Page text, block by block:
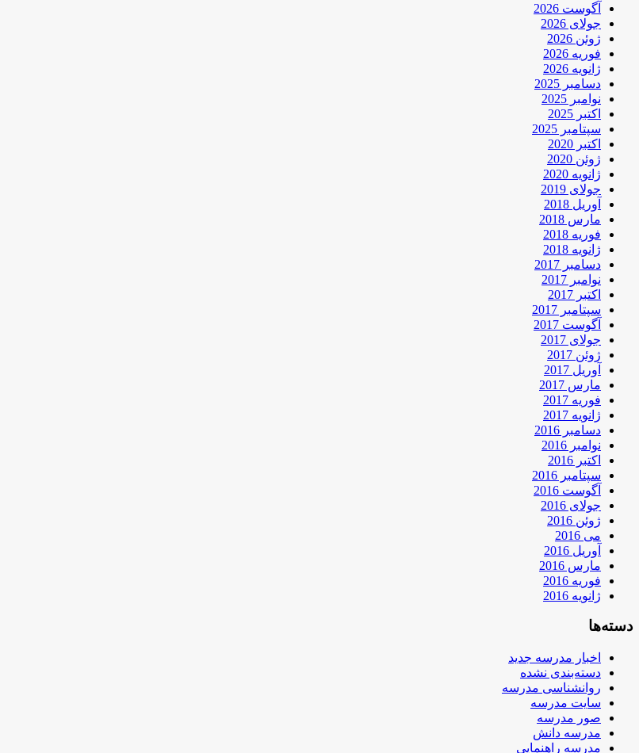
آگوست 2026
جولای 2026
ژوئن 2026
فوریه 2026
ژانویه 2026
دسامبر 2025
نوامبر 2025
اکتبر 2025
سپتامبر 2025
اکتبر 2020
ژوئن 2020
ژانویه 2020
جولای 2019
آوریل 2018
مارس 2018
فوریه 2018
ژانویه 2018
دسامبر 2017
نوامبر 2017
اکتبر 2017
سپتامبر 2017
آگوست 2017
جولای 2017
ژوئن 2017
آوریل 2017
مارس 2017
فوریه 2017
ژانویه 2017
دسامبر 2016
نوامبر 2016
اکتبر 2016
سپتامبر 2016
آگوست 2016
جولای 2016
ژوئن 2016
می 2016
آوریل 2016
مارس 2016
فوریه 2016
ژانویه 2016
دسته‌ها
اخبار مدرسه جدید
دسته‌بندی نشده
روانشناسی مدرسه
سایت مدرسه
صور مدرسه
مدرسه دانش
مدرسه راهنمایی